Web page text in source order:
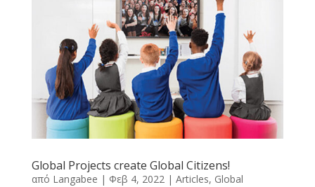
Global Projects create Global Citizens!
από Langabee | Φεβ 4, 2022| Articles, Global